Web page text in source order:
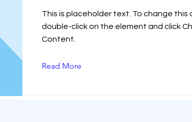
This is placeholder text. To change this
double-click on the element and click
Content.
Read More